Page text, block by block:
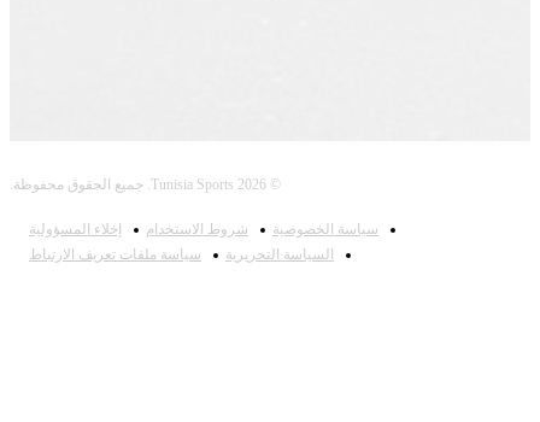
سياسة الخصوصية شروط الاستخدام
إخلاء المسؤولية
السياسة التحريرية
سياسة ملفات تعريف الارتباط